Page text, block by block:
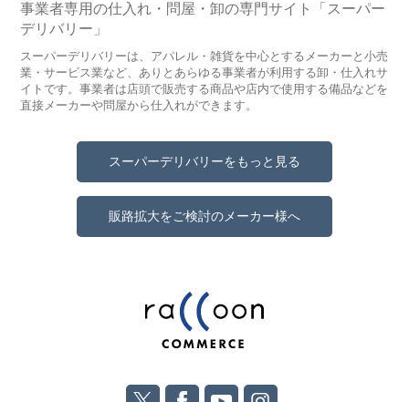
事業者専用の仕入れ・問屋・卸の専門サイト「スーパー
デリバリー」
スーパーデリバリーは、アパレル・雑貨を中心とするメーカーと小売
業・サービス業など、ありとあらゆる事業者が利用する卸・仕入れサ
イトです。事業者は店頭で販売する商品や店内で使用する備品などを
直接メーカーや問屋から仕入れができます。
スーパーデリバリーをもっと見る
販路拡大をご検討のメーカー様へ